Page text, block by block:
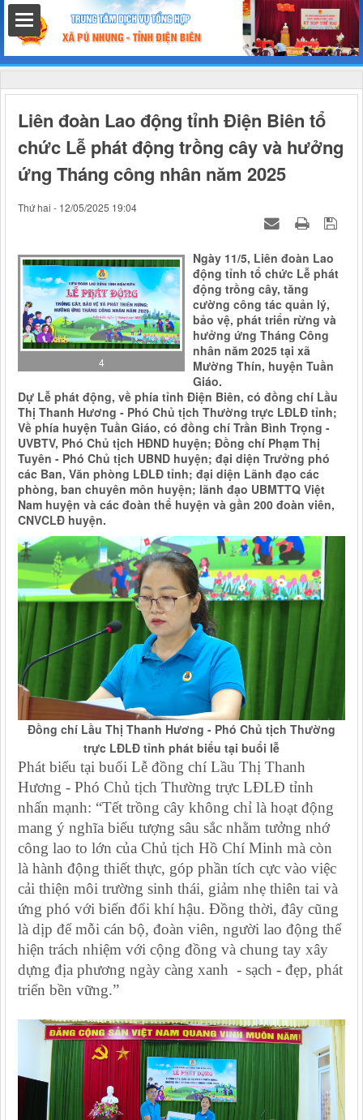
chính
Liên đoàn Lao động tỉnh Điện Biên tổ
chức Lễ phát động trồng cây và hưởng
ứng Tháng công nhân năm 2025
Thứ hai - 12/05/2025 19:04
4
Ngày 11/5, Liên đoàn Lao
động tỉnh tổ chức Lễ phát
động trồng cây, tăng
cường công tác quản lý,
bảo vệ, phát triển rừng và
hưởng ứng Tháng Công
nhân năm 2025 tại xã
Mường Thín, huyện Tuần
Giáo.
Dự Lễ phát động, về phía tỉnh Điện Biên, có đồng chí Lầu
Thị Thanh Hương - Phó Chủ tịch Thường trực LĐLĐ tỉnh;
Về phía huyện Tuần Giáo, có đồng chí Trần Bình Trọng -
UVBTV, Phó Chủ tịch HĐND huyện; Đồng chí Phạm Thị
Tuyên - Phó Chủ tịch UBND huyện; đại diện Trưởng phó
các Ban, Văn phòng LĐLĐ tỉnh; đại diện Lãnh đạo các
phòng, ban chuyên môn huyện; lãnh đạo UBMTTQ Việt
Nam huyện và các đoàn thể huyện và gần 200 đoàn viên,
CNVCLĐ huyện.
Đồng chí Lầu Thị Thanh Hương - Phó Chủ tịch Thường
trực LĐLĐ tỉnh phát biểu tại buổi lễ
Phát biểu tại buổi Lễ đồng chí Lầu Thị Thanh
Hương - Phó Chủ tịch Thường trực LĐLĐ tỉnh
nhấn mạnh: “Tết trồng cây không chỉ là hoạt động
mang ý nghĩa biểu tượng sâu sắc nhằm tưởng nhớ
công lao to lớn của Chủ tịch Hồ Chí Minh mà còn
là hành động thiết thực, góp phần tích cực vào việc
cải thiện môi trường sinh thái, giảm nhẹ thiên tai và
ứng phó với biến đổi khí hậu. Đồng thời, đây cũng
là dịp để mỗi cán bộ, đoàn viên, người lao động thể
hiện trách nhiệm với cộng đồng và chung tay xây
dựng địa phương ngày càng xanh - sạch - đẹp, phát
triển bền vững.”